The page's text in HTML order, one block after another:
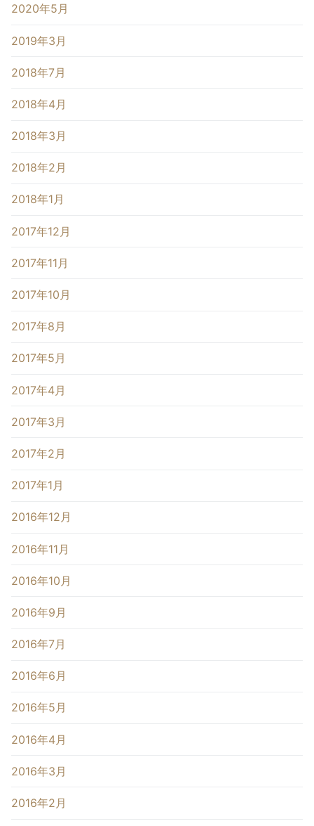
2020年5月
2019年3月
2018年7月
2018年4月
2018年3月
2018年2月
2018年1月
2017年12月
2017年11月
2017年10月
2017年8月
2017年5月
2017年4月
2017年3月
2017年2月
2017年1月
2016年12月
2016年11月
2016年10月
2016年9月
2016年7月
2016年6月
2016年5月
2016年4月
2016年3月
2016年2月